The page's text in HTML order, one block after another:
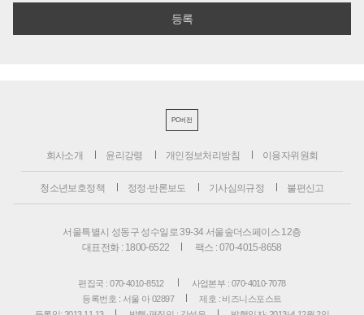
PC버전
회사소개 윤리강령 개인정보처리방침 이용자위원회
청소년보호정책 정정·반론보도 기사심의규정 불편신고
서울특별시 성동구 성수일로 39-34 서울숲더스페이스 12층
대표전화 : 1800-6522
팩스 : 070-4015-8658
편집국 : 070-4010-8512
사업본부 : 070-4010-7078
등록번호 : 서울 아 02897
제호 : 비즈니스포스트